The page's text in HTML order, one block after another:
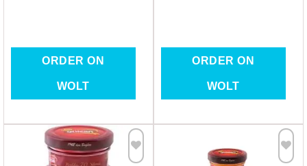
ORDER ON
WOLT
ORDER ON
WOLT